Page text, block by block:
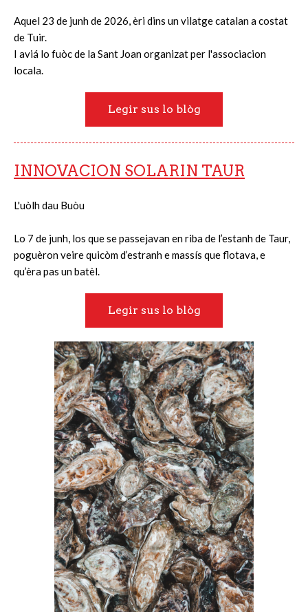
Aquel 23 de junh de 2026, èri dins un vilatge catalan a costat
de Tuir.
I aviá lo fuòc de la Sant Joan organizat per l'associacion
locala.
Legir sus lo blòg
INNOVACION SOLARIN TAUR
L'uòlh dau Buòu
Lo 7 de junh, los que se passejavan en riba de l’estanh de Taur,
poguèron veire quicòm d’estranh e massís que flotava, e
qu’èra pas un batèl.
Legir sus lo blòg